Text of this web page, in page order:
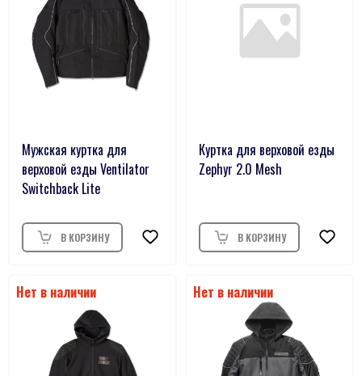
Мужская куртка для
верховой езды Ventilator
Switchback Lite
Куртка для верховой езды
Zephyr 2.0 Mesh